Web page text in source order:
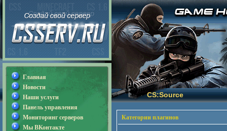
CS:Source
Категории плагинов
Главная
Новости
Наши услуги
Панель управления
Мониторинг серверов
Мы ВКонтакте